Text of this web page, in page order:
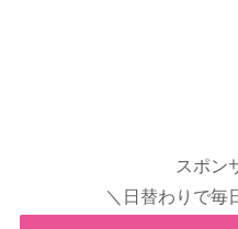
スポン
＼日替わりで毎